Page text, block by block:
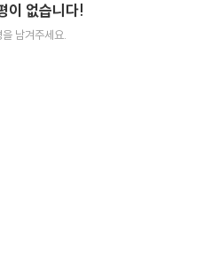
이 없습니다!
남겨주세요.